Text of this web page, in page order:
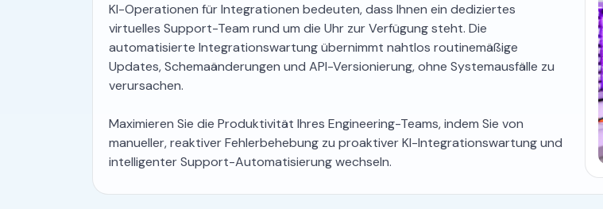
KI-Operationen für Integrationen bedeuten, dass Ihnen ein dediziertes
virtuelles Support-Team rund um die Uhr zur Verfügung steht. Die
automatisierte Integrationswartung übernimmt nahtlos routinemäßige
Updates, Schemaänderungen und API-Versionierung, ohne Systemausfälle zu
verursachen.
Maximieren Sie die Produktivität Ihres Engineering-Teams, indem Sie von
manueller, reaktiver Fehlerbehebung zu proaktiver KI-Integrationswartung und
intelligenter Support-Automatisierung wechseln.